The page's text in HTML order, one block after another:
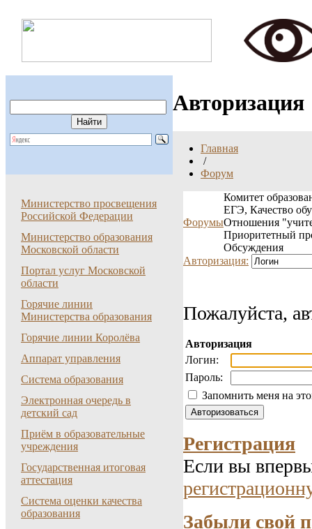
Авторизация
Главная
/
Форум
Министерство просвещения
Российской Федерации
Министерство образования
Московской области
Портал услуг Московской
области
Горячие линии
Министерства образования
Горячие линии Королёва
Аппарат управления
Система образования
Электронная очередь в
детский сад
Приём в образовательные
учреждения
Государственная итоговая
аттестация
Система оценки качества
образования
Форумы
Комитет
ЕГЭ, Качество
Отношения
Приоритетный
Обсуждения
Авторизация:
Пожалуйста,
Авторизация
Логин:
Пароль:
Запомнить меня на
Регистрация
Если вы
Забыли свой